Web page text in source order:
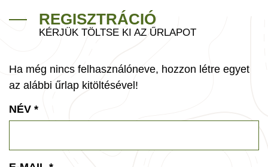
REGISZTRÁCIÓ
KÉRJÜK TÖLTSE KI AZ ŰRLAPOT
Ha még nincs felhasználóneve, hozzon létre egyet
az alábbi űrlap kitöltésével!
NÉV *